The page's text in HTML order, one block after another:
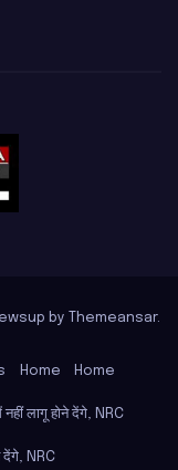
by Themeansar.
Home Home
नहीं लागू होने देंगे, NRC
देंगे, NRC